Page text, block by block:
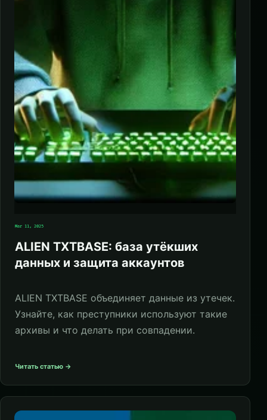
Mar 11, 2025
ALIEN TXTBASE: база утёкших
данных и защита аккаунтов
ALIEN TXTBASE объединяет данные из утечек.
Узнайте, как преступники используют такие
архивы и что делать при совпадении.
Читать статью →